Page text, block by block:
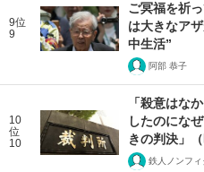
9位
9
ご冥福を祈
は大きなア
中生活”
阿部 恭子
10
位
10
「殺意はな
したのにな
きの判決」
鉄人ノンフ